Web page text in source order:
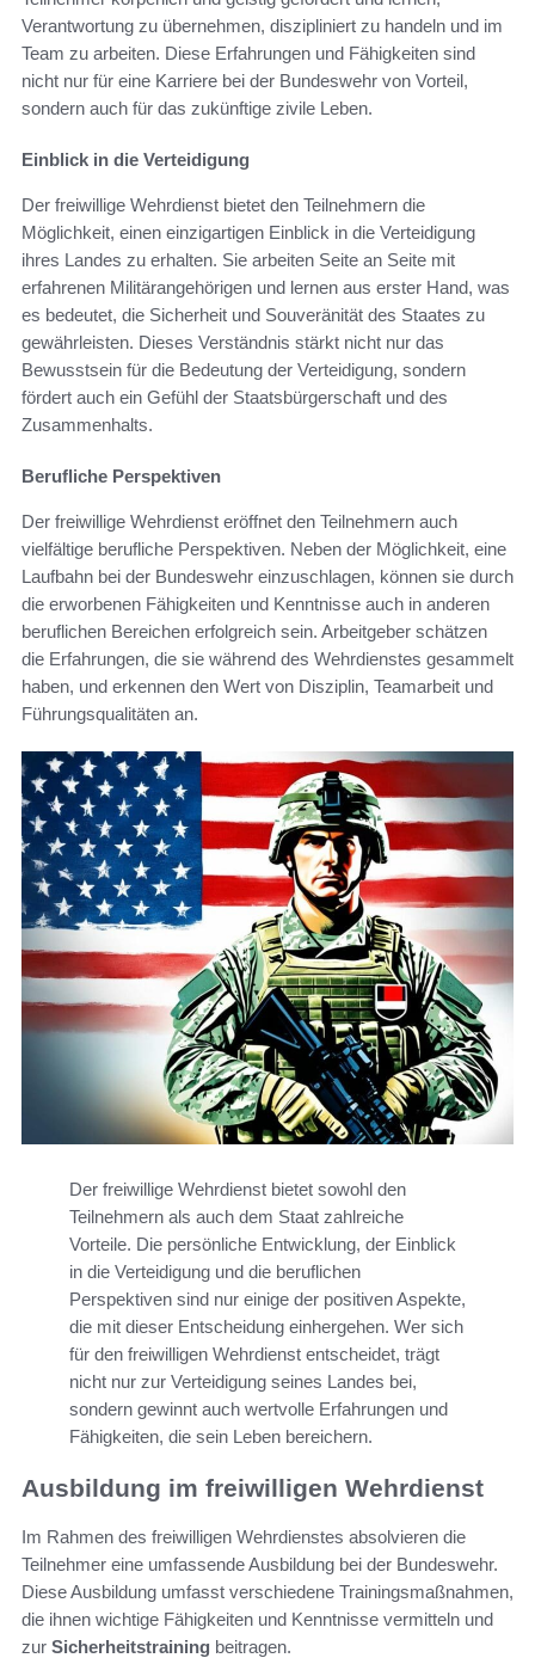
Verantwortung zu übernehmen, diszipliniert zu handeln und im
Team zu arbeiten. Diese Erfahrungen und Fähigkeiten sind
nicht nur für eine Karriere bei der Bundeswehr von Vorteil,
sondern auch für das zukünftige zivile Leben.
Einblick in die Verteidigung
Der freiwillige Wehrdienst bietet den Teilnehmern die
Möglichkeit, einen einzigartigen Einblick in die Verteidigung
ihres Landes zu erhalten. Sie arbeiten Seite an Seite mit
erfahrenen Militärangehörigen und lernen aus erster Hand, was
es bedeutet, die Sicherheit und Souveränität des Staates zu
gewährleisten. Dieses Verständnis stärkt nicht nur das
Bewusstsein für die Bedeutung der Verteidigung, sondern
fördert auch ein Gefühl der Staatsbürgerschaft und des
Zusammenhalts.
Berufliche Perspektiven
Der freiwillige Wehrdienst eröffnet den Teilnehmern auch
vielfältige berufliche Perspektiven. Neben der Möglichkeit, eine
Laufbahn bei der Bundeswehr einzuschlagen, können sie durch
die erworbenen Fähigkeiten und Kenntnisse auch in anderen
beruflichen Bereichen erfolgreich sein. Arbeitgeber schätzen
die Erfahrungen, die sie während des Wehrdienstes gesammelt
haben, und erkennen den Wert von Disziplin, Teamarbeit und
Führungsqualitäten an.
Der freiwillige Wehrdienst bietet sowohl den
Teilnehmern als auch dem Staat zahlreiche
Vorteile. Die persönliche Entwicklung, der Einblick
in die Verteidigung und die beruflichen
Perspektiven sind nur einige der positiven Aspekte,
die mit dieser Entscheidung einhergehen. Wer sich
für den freiwilligen Wehrdienst entscheidet, trägt
nicht nur zur Verteidigung seines Landes bei,
sondern gewinnt auch wertvolle Erfahrungen und
Fähigkeiten, die sein Leben bereichern.
Ausbildung im freiwilligen Wehrdienst
Im Rahmen des freiwilligen Wehrdienstes absolvieren die
Teilnehmer eine umfassende Ausbildung bei der Bundeswehr.
Diese Ausbildung umfasst verschiedene Trainingsmaßnahmen,
die ihnen wichtige Fähigkeiten und Kenntnisse vermitteln und
zur Sicherheitstraining beitragen.